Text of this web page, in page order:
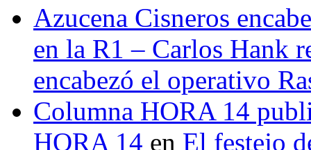
Azucena Cisneros
en la R1 – Carlos Hank
encabezó el operativo
Columna HORA 14
HORA 14 en El festejo